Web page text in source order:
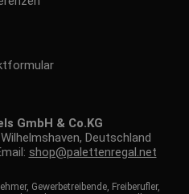
GmbH & Co.KG
Deutschland
shop@palettenregal.net
Gewerbetreibende, Freiberufler,